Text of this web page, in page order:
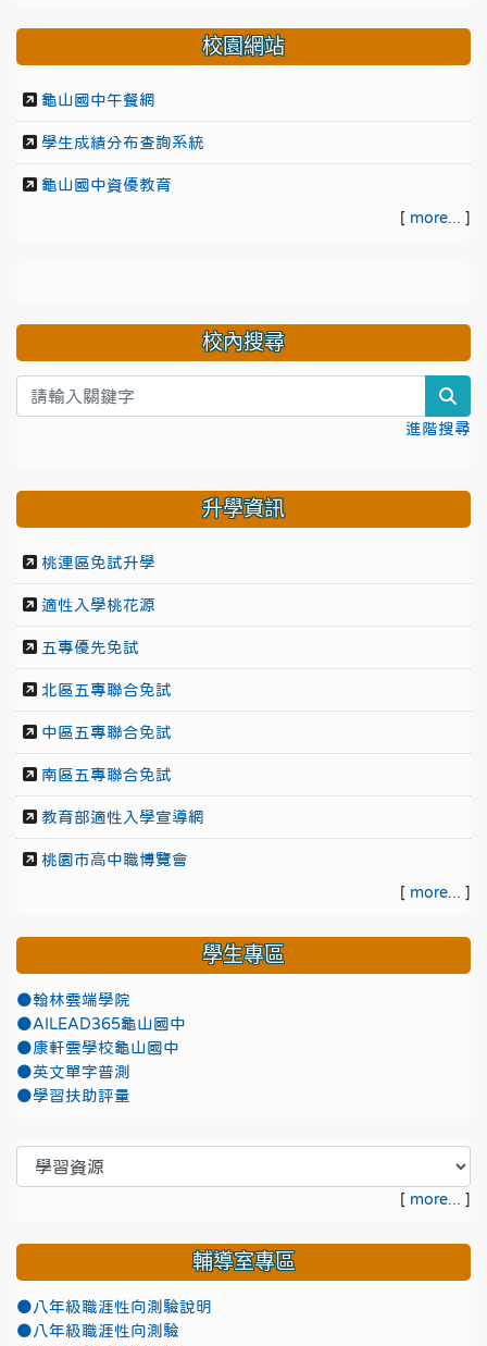
校園網站
龜山國中午餐網
學生成績分布查詢系統
龜山國中資優教育
[ more... ]
校內搜尋
進階搜尋
升學資訊
桃連區免試升學
適性入學桃花源
五專優先免試
北區五專聯合免試
中區五專聯合免試
南區五專聯合免試
教育部適性入學宣導網
桃園市高中職博覽會
[ more... ]
學生專區
●翰林雲端學院
●AILEAD365龜山國中
●康軒雲學校龜山國中
●英文單字普測
●學習扶助評量
[ more... ]
輔導室專區
●八年級職涯性向測驗說明
●八年級職涯性向測驗